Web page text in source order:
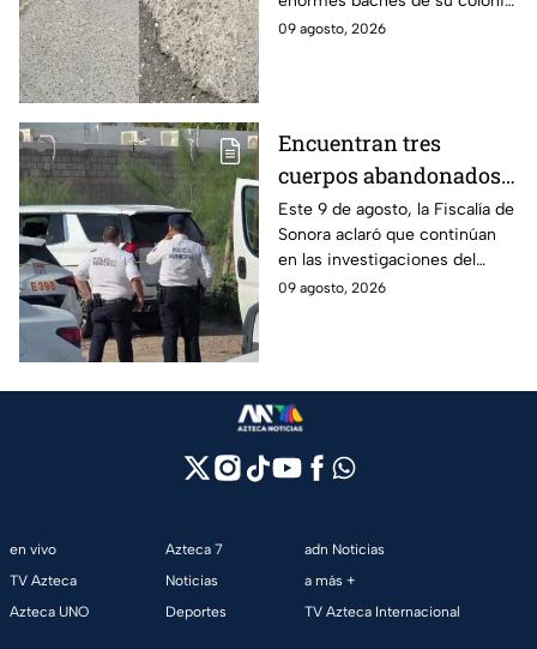
como protesta ante la falta de
09 agosto, 2026
Encuentran tres
cuerpos abandonados
en Hermosillo, Sonora;
todo apunta a crimen
pasional
Este 9 de agosto, la Fiscalía de
Sonora aclaró que continúan
en las investigaciones del
hallazgo de tres cuerpos
09 agosto, 2026
en vivo
TV Azteca
Azteca UNO
Azteca 7
Noticias
Deportes
adn Noticias
a más +
TV Azteca Internacional